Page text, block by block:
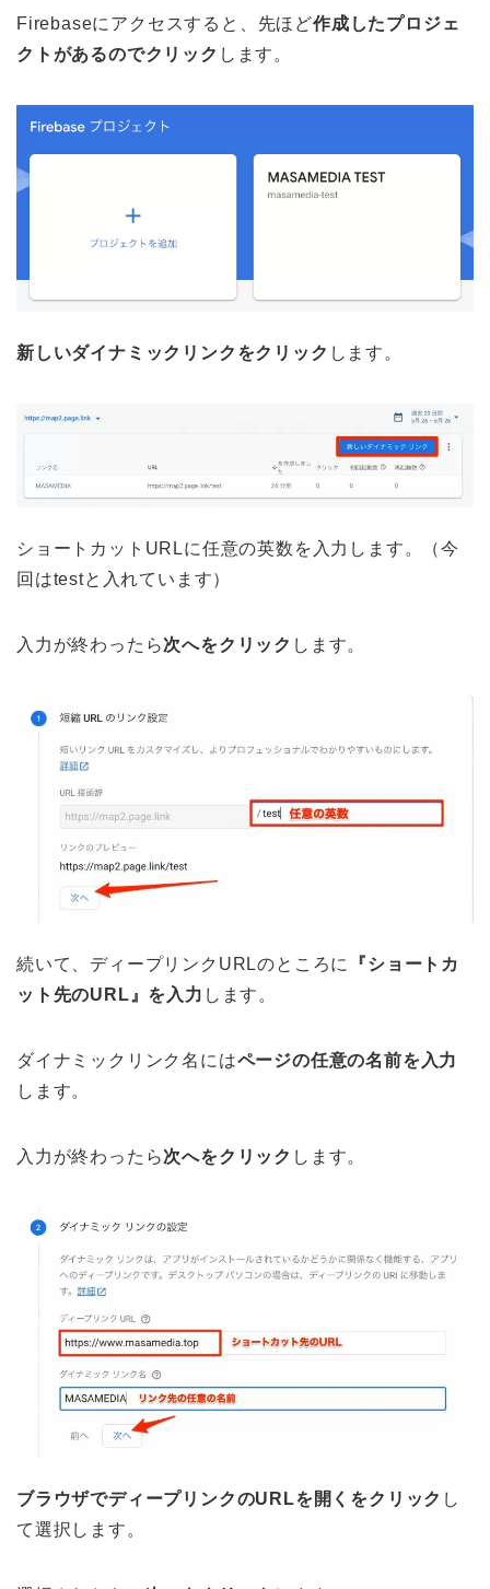
Firebaseにアクセスすると、先ほど作成したプロジェ
クトがあるのでクリック します。
新しいダイナミックリンクをクリック します。
ショートカットURLに任意の英数を入力します。（今
回はtestと入れています）
入力が終わったら次へをクリック します。
続いて、ディープリンクURLのところに
『ショートカ
ット先のURL』を入力 します。
ダイナミックリンク名にはページの任意の名前を入力
します。
入力が終わったら次へをクリック します。
ブラウザでディープリンクのURLを開くをクリック し
て選択します。